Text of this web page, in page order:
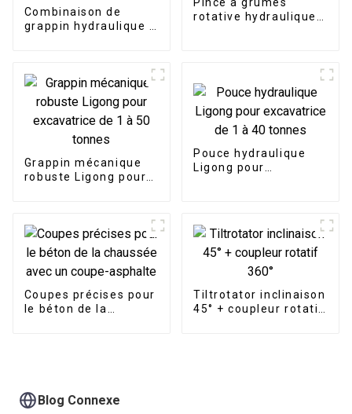
Combinaison de
grappin hydraulique à
Pince à grumes
rotative hydraulique
Grappin mécanique
robuste Ligong pour
Pouce hydraulique
Ligong pour
Coupes précises pour
le béton de la
Tiltrotator inclinaison
45° + coupleur rotatif
Blog Connexe